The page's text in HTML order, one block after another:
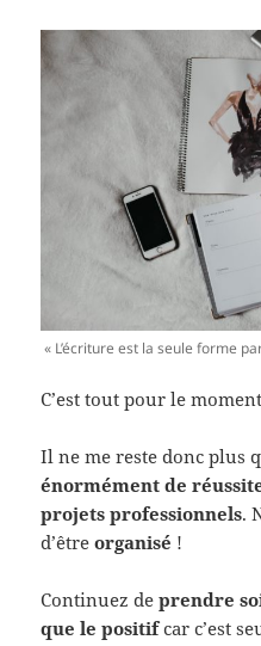
« L’écriture est la seule forme
C’est tout pour le
Il ne me reste donc plus
énormément de
projets professionnels.
d’êtreorganisé !
Continuez deprendre
que le positifcar c’est